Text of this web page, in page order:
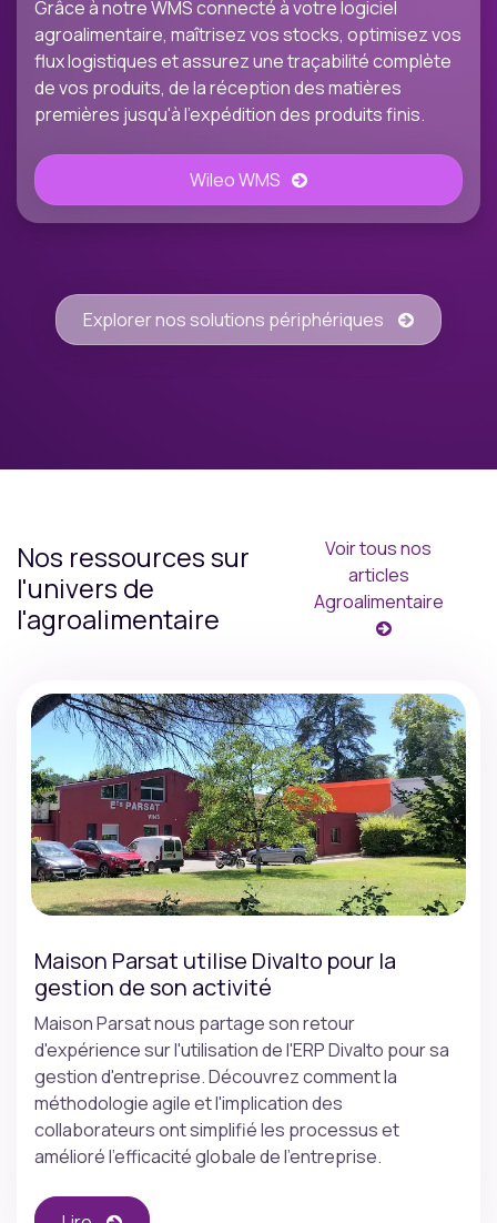
Grâce à notre WMS connecté à votre logiciel
agroalimentaire, maîtrisez vos stocks, optimisez vos
flux logistiques et assurez une traçabilité complète
de vos produits, de la réception des matières
premières jusqu'à l'expédition des produits finis.
Wileo WMS
Explorer nos solutions périphériques
Nos ressources sur
l'univers de
l'agroalimentaire
Voir tous nos
articles
Agroalimentaire
Maison Parsat utilise Divalto pour la
gestion de son activité
Maison Parsat nous partage son retour
d'expérience sur l'utilisation de l'ERP Divalto pour sa
gestion d'entreprise. Découvrez comment la
méthodologie agile et l'implication des
collaborateurs ont simplifié les processus et
amélioré l'efficacité globale de l'entreprise.